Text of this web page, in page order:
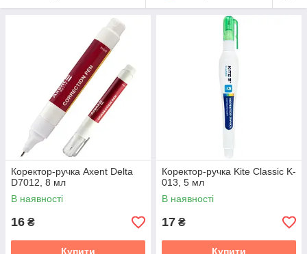
Коректор-ручка Axent Delta
D7012, 8 мл
В наявності
16 ₴
Купити
Коректор-ручка Kite Classic K-
013, 5 мл
В наявності
17 ₴
Купити